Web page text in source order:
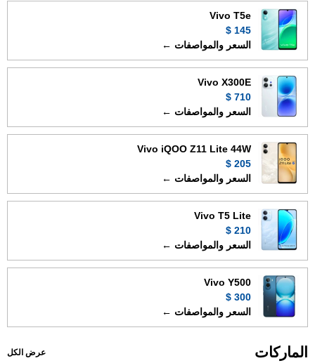
Vivo T5e
145 $
السعر والمواصفات ←
Vivo X300E
710 $
السعر والمواصفات ←
Vivo iQOO Z11 Lite 44W
205 $
السعر والمواصفات ←
Vivo T5 Lite
210 $
السعر والمواصفات ←
Vivo Y500
300 $
السعر والمواصفات ←
الماركات عرض الكل